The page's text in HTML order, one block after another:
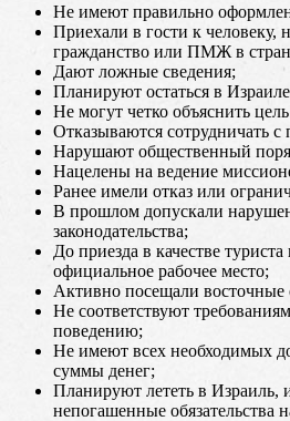
Не имеют правильно
Приехали в гости к
гражданство или ПМЖ в
Дают ложные сведения;
Планируют остаться в
Не могут четко объяснить
Отказываются сотрудничать
Нарушают общественный
Нацелены на ведение
Ранее имели отказ или
В прошлом допускали
законодательства;
До приезда в качестве
официальное рабочее место;
Активно посещали восточные
Не соответствуют
поведению;
Не имеют всех необходимых
суммы денег;
Планируют лететь в Израиль,
непогашенные обязательства